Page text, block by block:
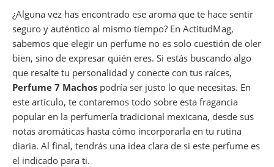
¿Alguna vez has encontrado ese aroma que te hace sentir
seguro y auténtico al mismo tiempo? En ActitudMag,
sabemos que elegir un perfume no es solo cuestión de oler
bien, sino de expresar quién eres. Si estás buscando algo
que resalte tu personalidad y conecte con tus raíces,
Perfume 7 Machos podría ser justo lo que necesitas. En
este artículo, te contaremos todo sobre esta fragancia
popular en la perfumería tradicional mexicana, desde sus
notas aromáticas hasta cómo incorporarla en tu rutina
diaria. Al final, tendrás una idea clara de si este perfume es
el indicado para ti.